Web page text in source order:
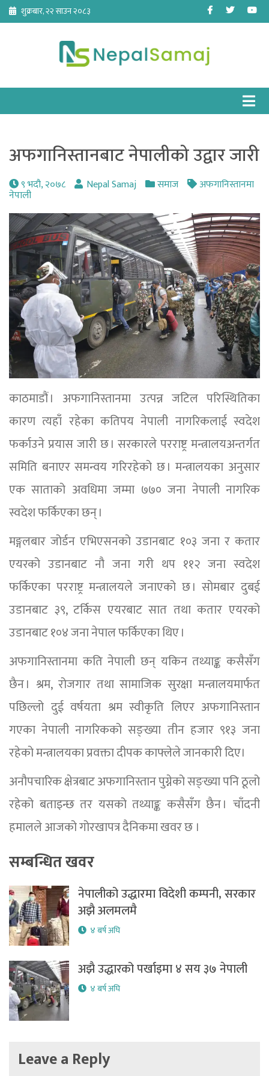
Skip
content
शुक्रबार, २२ साउन २०८३ Facebook
Twitter
अफगानिस्तानबाट नेपालीको उद्वार जारी
९ भदौ, २०७८ Nepal Samaj समाज अफगानिस्तानमा
नेपाली
काठमाडौं । अफगानिस्तानमा उत्पन्न जटिल परिस्थितिका
कारण त्यहाँ रहेका कतिपय नेपाली नागरिकलाई स्वदेश
फर्काउने प्रयास जारी छ । सरकारले परराष्ट्र मन्त्रालयअन्तर्गत
समिति बनाएर समन्वय गरिरहेको छ । मन्त्रालयका अनुसार
एक साताको अवधिमा जम्मा ७७० जना नेपाली नागरिक
स्वदेश फर्किएका छन् ।
मङ्गलबार जोर्डन एभिएसनको उडानबाट १०३ जना र कतार
एयरको उडानबाट नौ जना गरी थप ११२ जना स्वदेश
फर्किएका परराष्ट्र मन्त्रालयले जनाएको छ । सोमबार दुबई
उडानबाट ३९, टर्किस एयरबाट सात तथा कतार एयरको
उडानबाट १०४ जना नेपाल फर्किएका थिए ।
अफगानिस्तानमा कति नेपाली छन् यकिन तथ्याङ्क कसैसँग
छैन । श्रम, रोजगार तथा सामाजिक सुरक्षा मन्त्रालयमार्फत
पछिल्लो दुई वर्षयता श्रम स्वीकृति लिएर अफगानिस्तान
गएका नेपाली नागरिकको सङ्ख्या तीन हजार ९१३ जना
रहेको मन्त्रालयका प्रवक्ता दीपक काफ्लेले जानकारी दिए।
अनौपचारिक क्षेत्रबाट अफगानिस्तान पुग्नेको सङ्ख्या पनि ठूलो
रहेको बताइन्छ तर यसको तथ्याङ्क कसैसँग छैन । चाँदनी
हमालले आजको गोरखापत्र दैनिकमा खवर छ ।
सम्बन्धित खवर
नेपालीको उद्धारमा विदेशी कम्पनी, सरकार
अझै अलमलमै
४ बर्ष अघि
अझै उद्धारको पर्खाइमा ४ सय ३७ नेपाली
४ बर्ष अघि
Leave a Reply